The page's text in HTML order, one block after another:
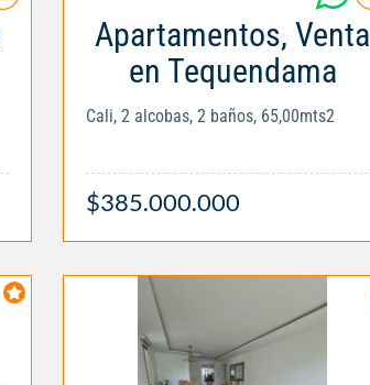
Apartamentos, Venta
en Tequendama
Cali, 2 alcobas, 2 baños, 65,00mts2
$385.000.000